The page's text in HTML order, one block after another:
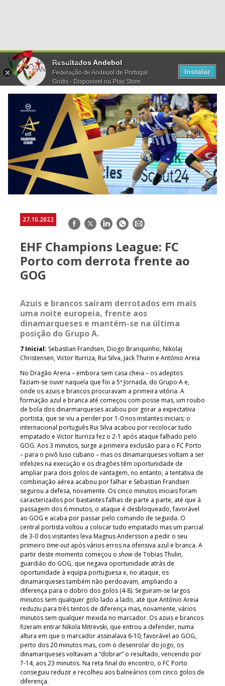
Resultados Andebol
Federação de Andebol de Portugal
Grátis - Disponivel na Play Store
Instalar
27.10.2022 Facebook
TwitterLinkedInWhatsApp
E-
EHF Champions League: FC
Porto com derrota frente ao
GOG
Azuis e brancos saíram derrotados em mais
uma noite europeia, frente aos
dinamarqueses e mantém-se na última
posição do Grupo A.
7 Inicial: Sebastian Frandsen, Diogo Branquinho, Nikolaj
Christensen, Victor Iturriza, Rui Silva, Jack Thurin e António Areia
No Dragão Arena – embora sem casa cheia – os adeptos
faziam-se ouvir naquela que foi a 5ª Jornada, do Grupo A e,
onde os azuis e brancos procuravam a primeira vitória. A
formação azul e branca até começou com posse mas, um roubo
de bola dos dinarmarqueses acabou por gorar a expectativa
portista, que se viu a perder por 1-0 nos instantes iniciais; o
internacional português Rui Silva acabou por recolocar tudo
empatado e Victor Iturriza fez o 2-1 após ataque falhado pelo
GOG. Aos 3 minutos, surge a primeira exclusão para o FC Porto
– para o pivô luso cubano – mas os dinamarqueses voltam a ser
infelizes na execução e os dragões têm oportunidade de
ampliar para dois golos de vantagem, no entanto, a tentativa de
combinação aérea acabou por falhar e Sebastian Frandsen
segurou a defesa, novamente. Os cinco minutos iniciais foram
caracterizados por bastantes falhas de parte a parte, até que à
passagem dos 6 minutos, o ataque é desbloqueado, favorável
ao GOG e acaba por passar pelo comando de seguida. O
central portista voltou a colocar tudo empatado mas um parcial
de 3-0 dos visitantes leva Magnus Andersson a pedir o seu
primeiro time-outapós vários erros na ofensiva azul e branca. A
partir deste momento começou o show de Tobias Thulin,
guardião do GOG, que negava oportunidade atrás de
oportunidade à equipa portuguesa e, no ataque, os
dinamarqueses também não perdoavam, ampliando a
diferença para o dobro dos golos (4-8). Seguiram-se largos
minutos sem qualquer golo lado a lado, até que António Areia
reduziu para três tentos de diferença mas, novamente, vários
minutos sem qualquer mexida no marcador. Os azuis e brancos
fizeram entrar Nikola Mitrevski, que entrou a defender, numa
altura em que o marcador assinalava 6-10, favorável ao GOG,
perto dos 20 minutos mas, com o desenrolar do jogo, os
dinamarqueses voltavam a “dobrar” o resultado, vencendo por
7-14, aos 23 minutos. Na reta final do encontro, o FC Porto
conseguiu reduzir e recolheu aos balneários com cinco golos de
diferença.